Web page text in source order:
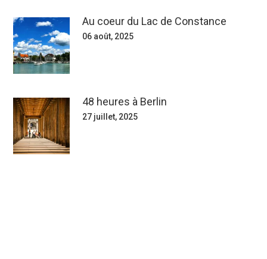
Au coeur du Lac de Constance
06 août, 2025
48 heures à Berlin
27 juillet, 2025